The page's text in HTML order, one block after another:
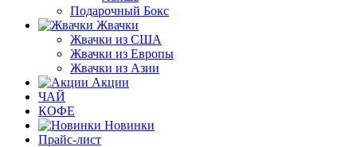
Подарочный Бокс
Жвачки
Жвачки из США
Жвачки из Европы
Жвачки из Азии
Акции
ЧАЙ
КОФЕ
Новинки
Прайс-лист